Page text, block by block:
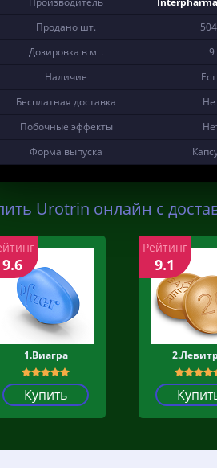
Продано шт.
Дозировка в мг.
9
Наличие
Бесплатная доставка
Побочные эффекты
Форма выпуска
Urotrin онлайн с
1.Виагра
Купить
9.6
Рейтинг
9.1